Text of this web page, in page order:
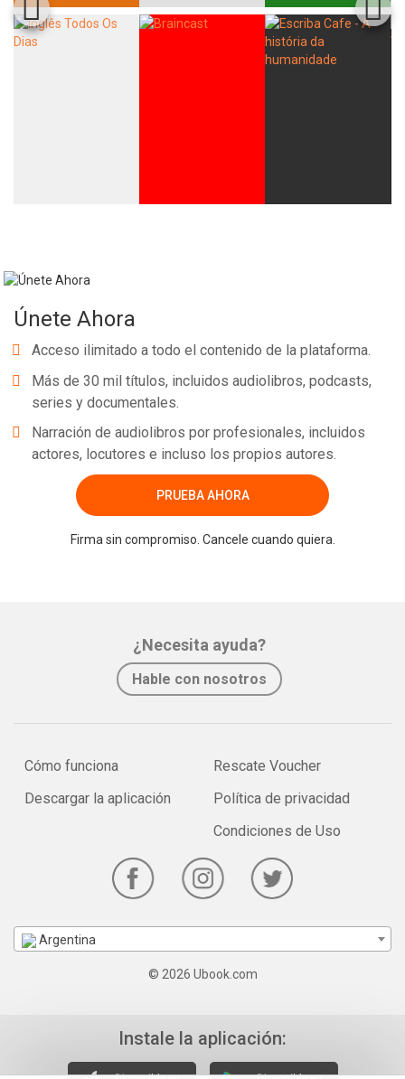
Únete Ahora
Acceso ilimitado a todo el contenido de la plataforma.
Más de 30 mil títulos, incluidos audiolibros, podcasts,
series y documentales.
Narración de audiolibros por profesionales, incluidos
actores, locutores e incluso los propios autores.
PRUEBA AHORA
Firma sin compromiso. Cancele cuando quiera.
¿Necesita ayuda?
Hable con nosotros
Cómo funciona
Descargar la aplicación
Rescate Voucher
Política de privacidad
Condiciones de Uso
Argentina
© 2026 Ubook.com
Instale la aplicación: